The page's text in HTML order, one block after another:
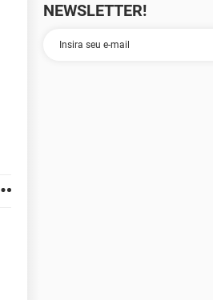
NEWSLETTER!